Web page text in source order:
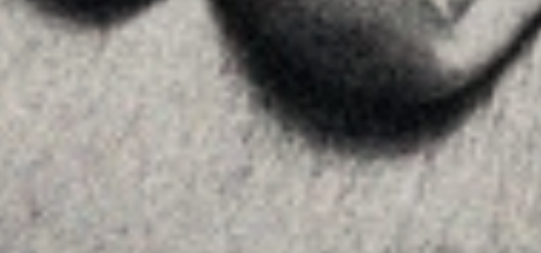
SÍGUENOS
Linkedin
Instagram
Youtube